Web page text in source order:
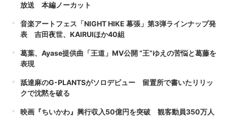
放送 本編ノーカット
音楽アートフェス「NIGHT HIKE 幕張」第3弾ラインナップ発
表 吉田夜世、KAIRUIほか40組
葛葉、Ayase提供曲「王道」MV公開 “王”ゆえの苦悩と葛藤を
表現
舐達麻のG-PLANTSがソロデビュー 留置所で書いたリリッ
クで沈黙を破る
映画『ちいかわ』興行収入50億円を突破 観客動員350万人